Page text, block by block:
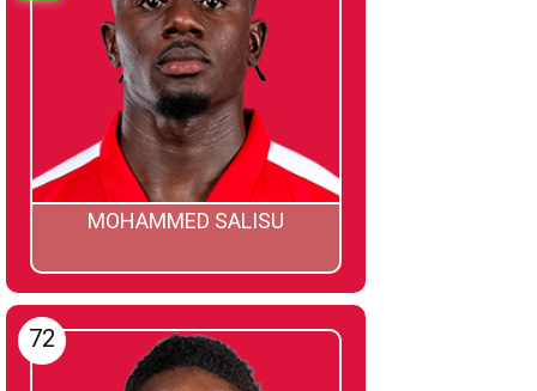
MOHAMMED SALISU
72